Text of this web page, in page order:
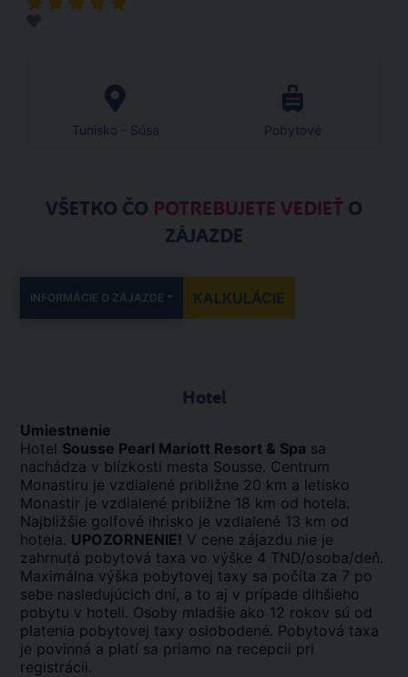
Tunisko - Súsa Pobytové
VŠETKO ČO POTREBUJETE VEDIEŤ O
ZÁJAZDE
INFORMÁCIE O ZÁJAZDE KALKULÁCIE
Hotel
Umiestnenie
Hotel Sousse Pearl Mariott Resort & Spa sa
nachádza v blízkosti mesta Sousse. Centrum
Monastiru je vzdialené približne 20 km a letisko
Monastir je vzdialené približne 18 km od hotela.
Najbližšie golfové ihrisko je vzdialené 13 km od
hotela. UPOZORNENIE! V cene zájazdu nie je
zahrnutá pobytová taxa vo výške 4 TND/osoba/deň.
Maximálna výška pobytovej taxy sa počíta za 7 po
sebe nasledujúcich dní, a to aj v prípade dlhšieho
pobytu v hoteli. Osoby mladšie ako 12 rokov sú od
platenia pobytovej taxy oslobodené. Pobytová taxa
je povinná a platí sa priamo na recepcii pri
registrácii.